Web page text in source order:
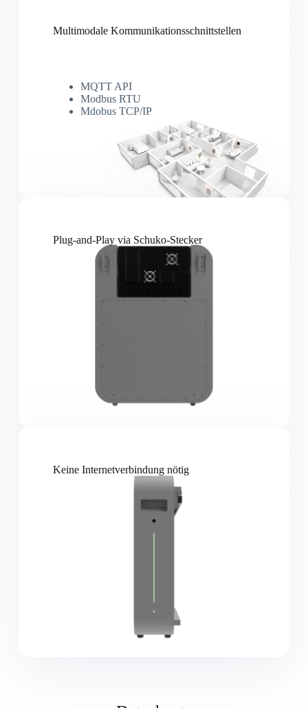
Multimodale Kommunikationsschnittstellen
MQTT API
Modbus RTU
Mdobus TCP/IP
Plug-and-Play via Schuko-Stecker
Keine Internetverbindung nötig